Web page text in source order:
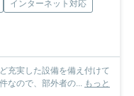
インターネット対応
充実した設備を備え付けて
なので、部外者の... もっと